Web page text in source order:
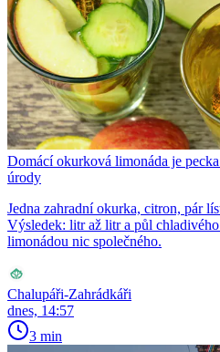
Domácí okurková limonáda je
úrody
Jedna zahradní okurka, citron, pár
Výsledek: litr až litr a půl
limonádou nic společného.
Chalupáři-Zahrádkáři
dnes, 14:57
3 min